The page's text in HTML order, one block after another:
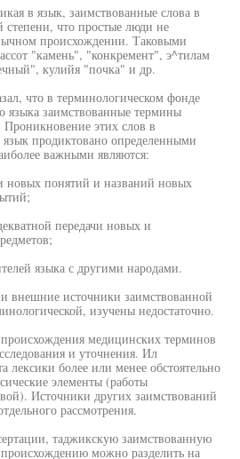
в язык, заимствованные слова в
степени, что простые люди не
происхождении. Таковыми
"камень", "конкремент", э^тилам
кулийя "почка" и др.
что в терминологическом фонде
языка заимствованные термины
этих слов в
продиктовано определенными
важными являются:
новых понятий и названий новых
передачи новых и
языка с другими народами.
внешние источники заимствованной
изучены недостаточно.
медицинских терминов
и уточнения. Ил
лексики более или менее обстоятельно
элементы (работы
Источники других заимствований
рассмотрения.
таджикскую заимствованную
можно разделить на